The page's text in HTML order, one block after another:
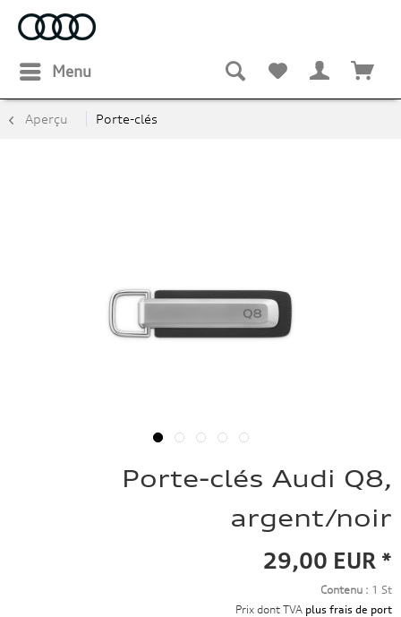
Menu
Aperçu Porte-clés
Porte-clés Audi Q8,
argent/noir
29,00 EUR *
Contenu : 1 St
Prix dont TVA plus frais de port